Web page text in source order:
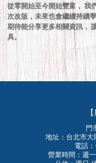
從零開始至今開始豐富， 我
次改版，未來也會繼續持續
期待能分享更多相關資訊，
具。
門
地址：台北市大
電話
營業時間：週